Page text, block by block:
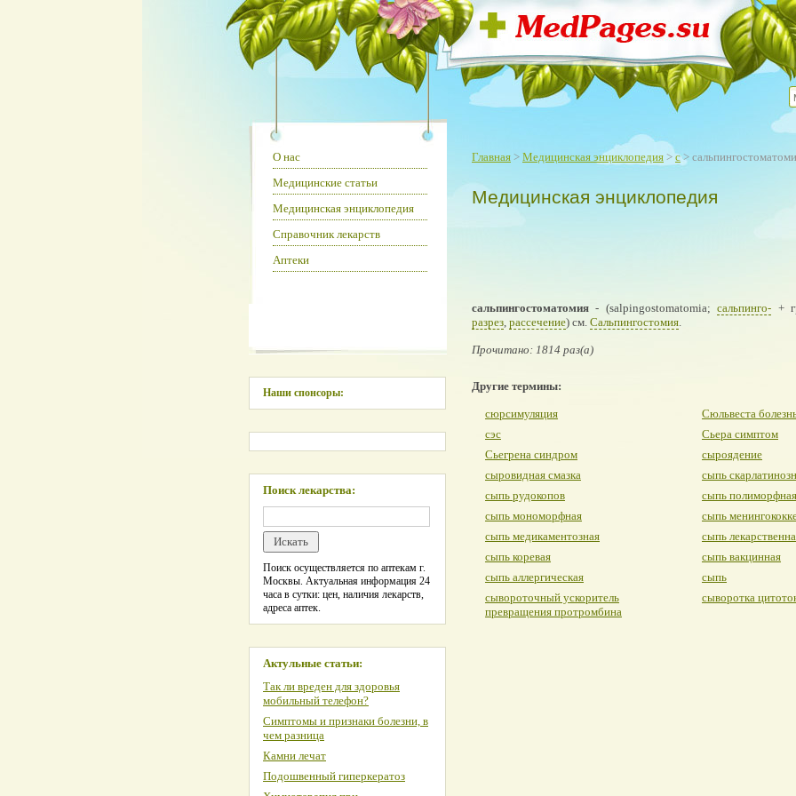
Главная > Медицинская энциклопедия > с>
Медицинская энциклопедия
сальпингостоматомия - (salpingostomatomia;сальпинго- +
разрез, рассечение) см. Сальпингостомия.
Прочитано: 1814 раз(а)
Другие термины:
сюрсимуляция
Сюльвеста
сэс
Сьера симптом
Сьегрена синдром
сыроядение
сыровидная смазка
сыпь
сыпь рудокопов
сыпь полиморфная
сыпь мономорфная
сыпь
сыпь медикаментозная
сыпь
сыпь коревая
сыпь вакцинная
сыпь аллергическая
сыпь
сывороточный ускоритель
превращения протромбина
сыворотка
О нас
Медицинские статьи
Медицинская энциклопедия
Справочник лекарств
Аптеки
Наши спонсоры:
Поиск лекарства:
Поиск осуществляется по аптекам г.
Москвы. Актуальная информация 24
часа в сутки: цен, наличия лекарств,
адреса аптек.
Актульные статьи:
Так ли вреден для здоровья
мобильный телефон?
Симптомы и признаки болезни, в
чем разница
Камни лечат
Подошвенный гиперкератоз